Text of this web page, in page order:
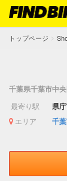
トップページ
千葉県千葉市中
最寄り駅 県
エリア 千